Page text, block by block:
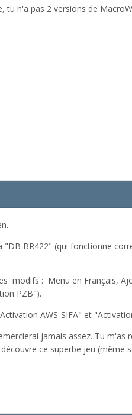
tu n'a pas 2 versions de
"DB BR422" (qui fonctionne
modifs : Menu en Français,
PZB").
AWS-SIFA" et
jamais assez. Tu m'as
ce superbe jeu (même